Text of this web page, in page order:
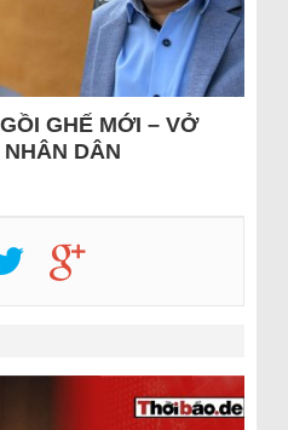
GHẾ MỚI – VỞ
DÂN